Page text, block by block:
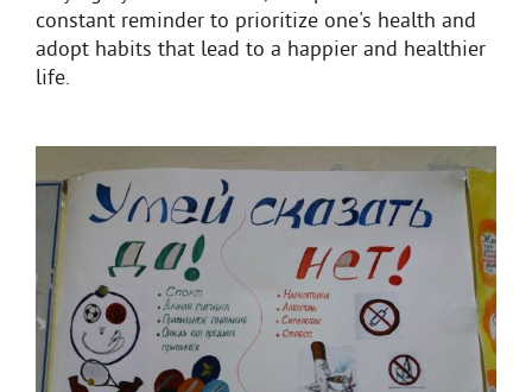
constant reminder to prioritize one's health and
adopt habits that lead to a happier and healthier
life.